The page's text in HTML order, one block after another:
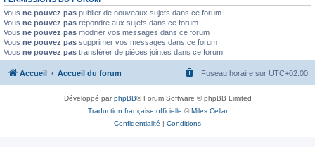
Vous ne pouvez pas publier de nouveaux sujets dans ce forum
Vous ne pouvez pas répondre aux sujets dans ce forum
Vous ne pouvez pas modifier vos messages dans ce forum
Vous ne pouvez pas supprimer vos messages dans ce forum
Vous ne pouvez pas transférer de pièces jointes dans ce forum
Accueil Accueil du forum Fuseau horaire sur UTC+02:00
Développé parphpBB® Forum Software © phpBB Limited
Traduction française officielle ©Miles Cellar
Confidentialité | Conditions